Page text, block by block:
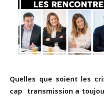
Quelles que soient les
cap
transmission a